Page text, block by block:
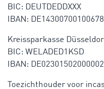
BIC: DEUTDEDDXXX
IBAN:
Kreissparkasse
BIC: WELADED1KSD
IBAN:
Toezichthouder voor